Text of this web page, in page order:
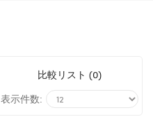
比較リスト (0)
表示件数: